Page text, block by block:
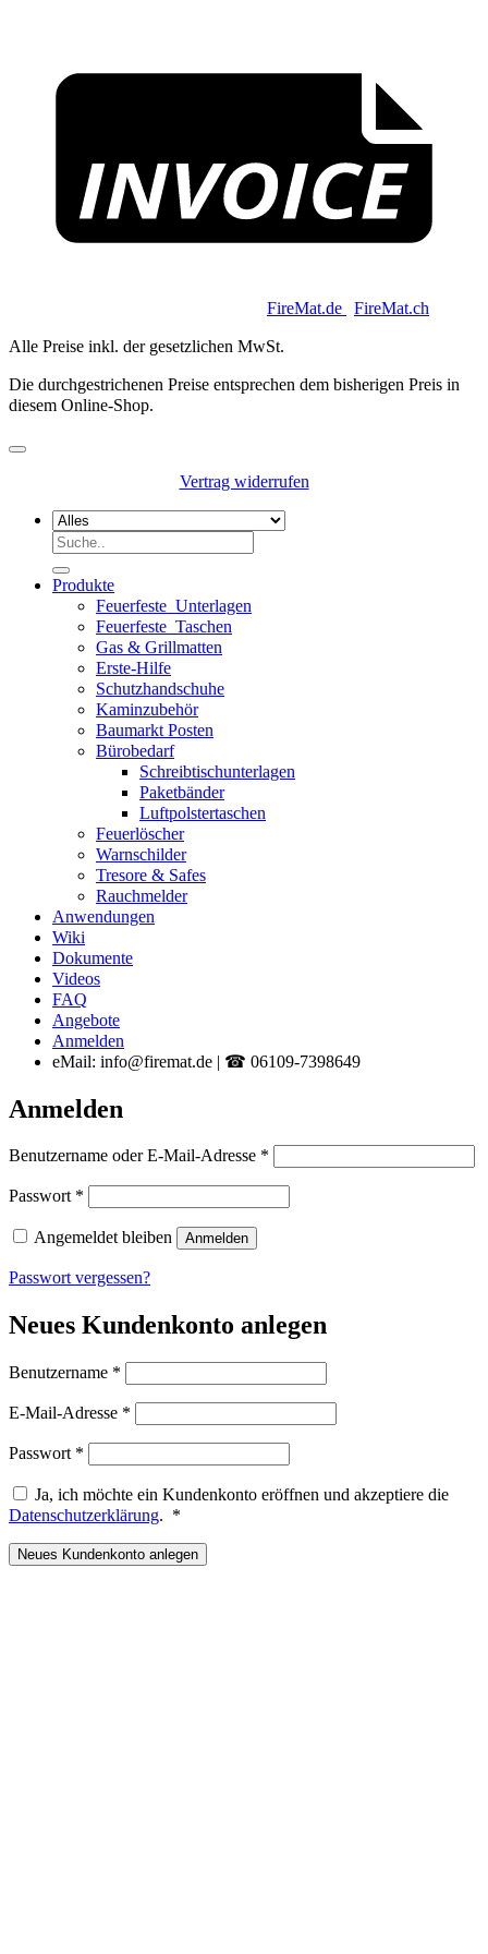
FireMat.de FireMat.ch
Alle Preise inkl. der gesetzlichen MwSt.
Die durchgestrichenen Preise entsprechen dem bisherigen Preis in
diesem Online-Shop.
Vertrag widerrufen
Suchen
Produkte
Feuerfeste_Unterlagen
Feuerfeste_Taschen
Gas & Grillmatten
Erste-Hilfe
Schutzhandschuhe
Kaminzubehör
Baumarkt Posten
Bürobedarf
Schreibtischunterlagen
Paketbänder
Luftpolstertaschen
Feuerlöscher
Warnschilder
Tresore & Safes
Rauchmelder
Anwendungen
Wiki
Dokumente
Videos
FAQ
Angebote
Anmelden
eMail: info@firemat.de | ☎ 06109-7398649
Anmelden
Benutzername oder E-Mail-Adresse *
Passwort *
Angemeldet bleiben Anmelden
Passwort vergessen?
Neues Kundenkonto anlegen
Benutzername *
E-Mail-Adresse *
Passwort *
Ja, ich möchte ein Kundenkonto eröffnen und akzeptiere die
Datenschutzerklärung. *
Neues Kundenkonto anlegen